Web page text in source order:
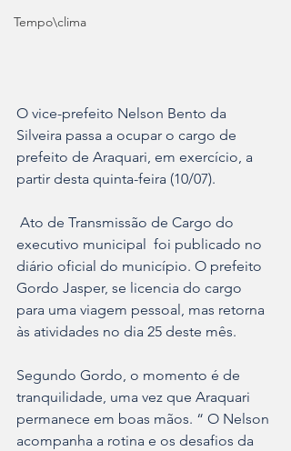
Tempo\clima
O vice-prefeito Nelson Bento da
Silveira passa a ocupar o cargo de
prefeito de Araquari, em exercício, a
partir desta quinta-feira (10/07).
executivo municipal  foi publicado no
diário oficial do município. O prefeito
Gordo Jasper, se licencia do cargo
para uma viagem pessoal, mas retorna
às atividades no dia 25 deste mês.
Segundo Gordo, o momento é de
tranquilidade, uma vez que Araquari
permanece em boas mãos. “ O Nelson
acompanha a rotina e os desafios da